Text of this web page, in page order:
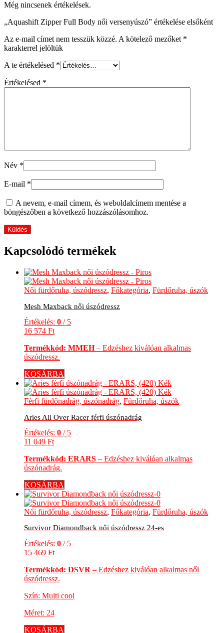
Még nincsenek értékelések.
„Aquashift Zipper Full Body női versenyúszó” értékelése elsőként
Az e-mail címet nem tesszük közzé. A kötelező mezőket *
karakterrel jelöltük
A te értékelésed *
Értékelésed *
Név *
E-mail *
A nevem, e-mail címem, és weboldalcímem mentése a
böngészőben a következő hozzászólásomhoz.
Kapcsolódó termékek
Női fürdőruha, úszódressz, Főkategória, Fürdőruha, úszók
Mesh Maxback női úszódressz
Értékelés: 0 / 5
16 574 Ft
Termékkód: MMEH– Edzéshez kiválóan alkalmas
úszódressz.
KOSÁRBA
Férfi fürdőnadrág, úszónadrág, Fürdőruha, úszók
Aries All Over Racer férfi úszónadrág
Értékelés: 0 / 5
11 049 Ft
Termékkód: ERARS – Edzéshez kiválóan alkalmas
úszónadrág.
KOSÁRBA
Női fürdőruha, úszódressz, Főkategória, Fürdőruha, úszók
Survivor Diamondback női úszódressz 24-es
Értékelés: 0 / 5
15 469 Ft
Termékkód: DSVR – Edzéshez kiválóan alkalmas női
úszódressz.
Szín: Multi cool
Méret: 24
KOSÁRBA